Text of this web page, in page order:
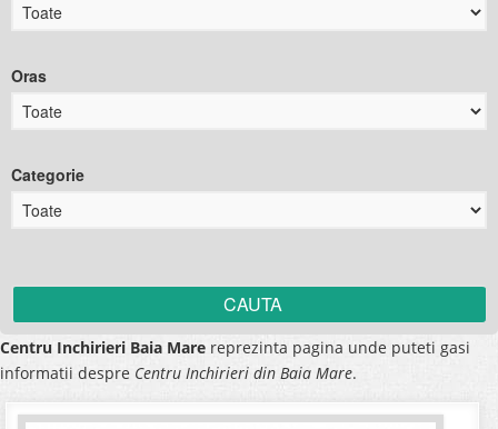
Oras
Categorie
Centru Inchirieri Baia Mare reprezinta pagina unde puteti gasi
informatii despre Centru Inchirieri din Baia Mare.